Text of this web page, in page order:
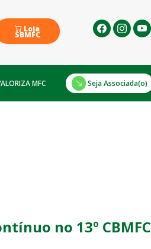
Loja
SBMFC
MFC Seja Associada(o)
no 13º CBMFC